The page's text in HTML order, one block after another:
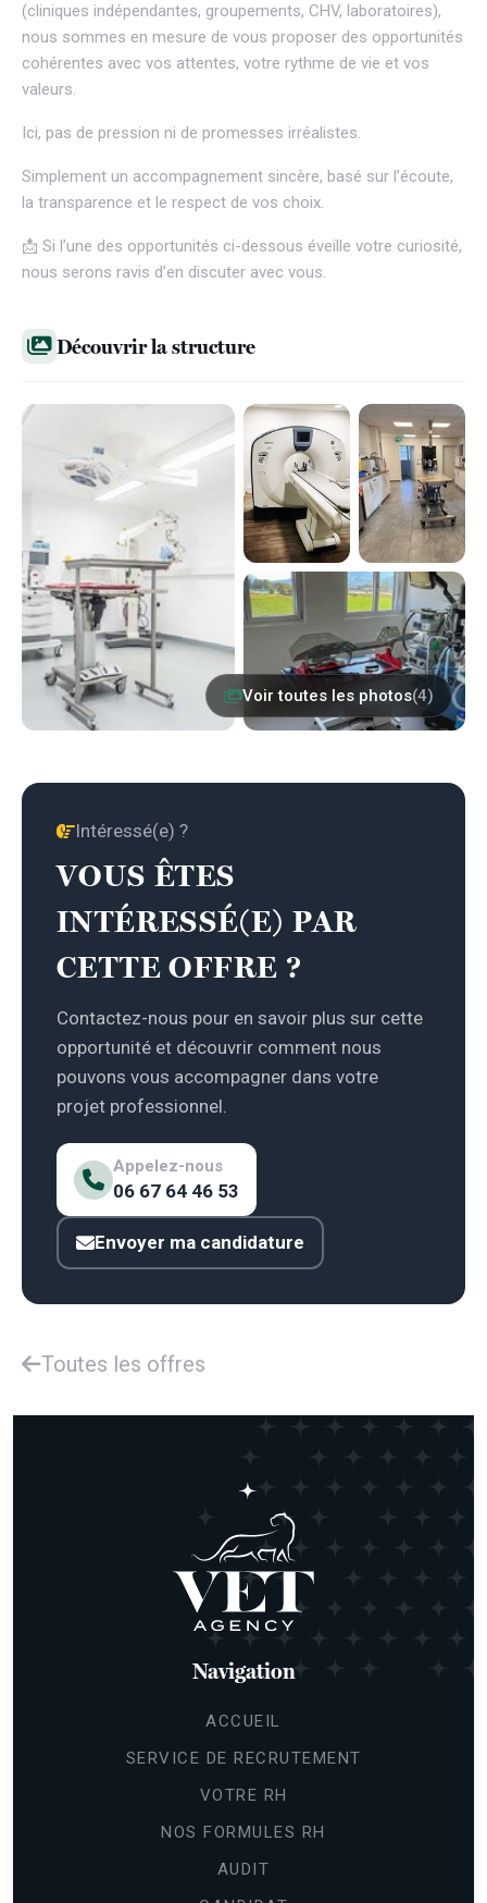
(cliniques indépendantes, groupements, CHV, laboratoires),
nous sommes en mesure de vous proposer des opportunités
cohérentes avec vos attentes, votre rythme de vie et vos
valeurs.
Ici, pas de pression ni de promesses irréalistes.
Simplement un accompagnement sincère, basé sur l’écoute,
la transparence et le respect de vos choix.
📩 Si l’une des opportunités ci-dessous éveille votre curiosité,
nous serons ravis d’en discuter avec vous.
Découvrir la structure
Voir toutes les photos(4)
Intéressé(e) ?
VOUS ÊTES
INTÉRESSÉ(E) PAR
CETTE OFFRE ?
Contactez-nous pour en savoir plus sur cette
opportunité et découvrir comment nous
pouvons vous accompagner dans votre
projet professionnel.
Appelez-nous
06 67 64 46 53
Envoyer ma candidature
Toutes les offres
Navigation
ACCUEIL
SERVICE DE RECRUTEMENT
VOTRE RH
NOS FORMULES RH
AUDIT